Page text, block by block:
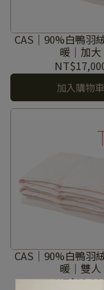
CAS｜90%白鴨羽
暖｜加大
加入購物車
CAS｜90%白鴨羽
暖｜雙人